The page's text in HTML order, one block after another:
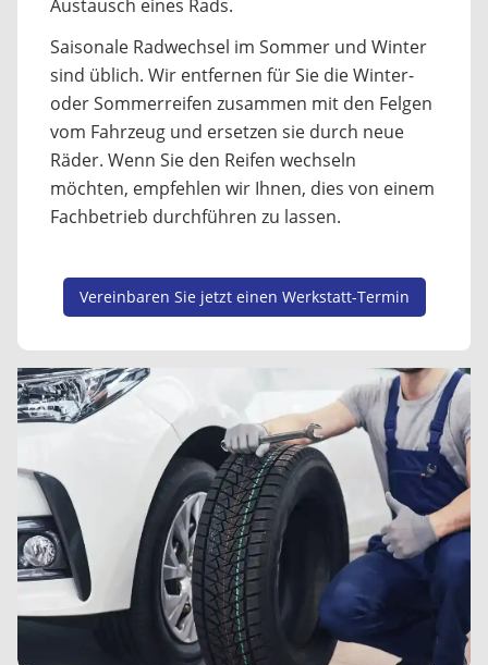
Austausch eines Rads.
Saisonale Radwechsel im Sommer und Winter
sind üblich. Wir entfernen für Sie die Winter-
oder Sommerreifen zusammen mit den Felgen
vom Fahrzeug und ersetzen sie durch neue
Räder. Wenn Sie den Reifen wechseln
möchten, empfehlen wir Ihnen, dies von einem
Fachbetrieb durchführen zu lassen.
Vereinbaren Sie jetzt einen Werkstatt-Termin